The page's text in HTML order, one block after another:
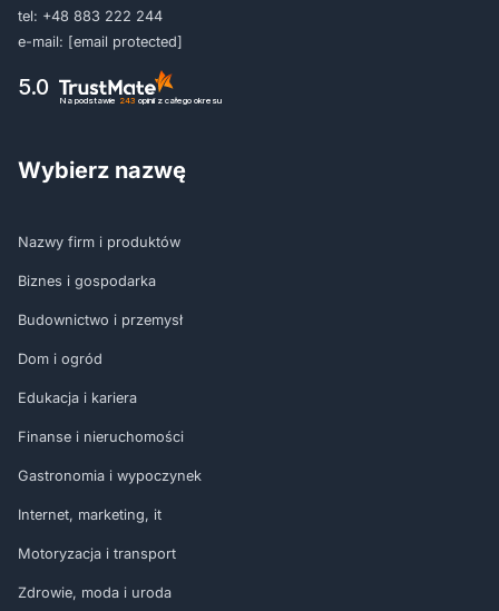
tel: +48 883 222 244
e-mail: [email protected]
5.0
Na podstawie 243 opinii z całego okresu
Wybierz nazwę
Nazwy firm i produktów
Biznes i gospodarka
Budownictwo i przemysł
Dom i ogród
Edukacja i kariera
Finanse i nieruchomości
Gastronomia i wypoczynek
Internet, marketing, it
Motoryzacja i transport
Zdrowie, moda i uroda